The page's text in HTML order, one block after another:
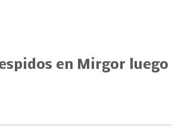
en Mirgor luego